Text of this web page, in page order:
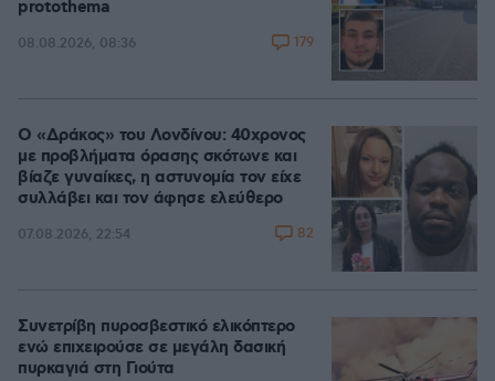
protothema
08.08.2026, 08:36 179
Ο «Δράκος» του Λονδίνου: 40χρονος
με προβλήματα όρασης σκότωνε και
βίαζε γυναίκες, η αστυνομία τον είχε
συλλάβει και τον άφησε ελεύθερο
07.08.2026, 22:54 82
Συνετρίβη πυροσβεστικό ελικόπτερο
ενώ επιχειρούσε σε μεγάλη δασική
πυρκαγιά στη Γιούτα